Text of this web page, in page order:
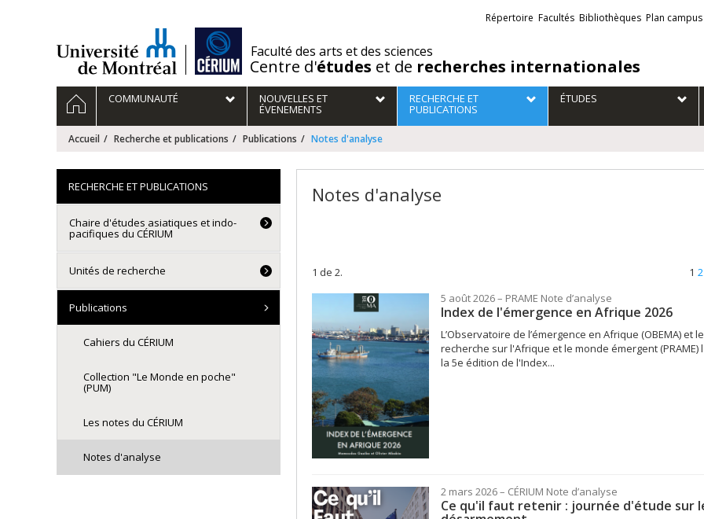
Faculté des arts et des sciences
Centre d'études et de recherches internationales
Liens
externes
Répertoire Facultés Bibliothèques Plan campus
Navigation
principale
ACCUEILCOMMUNAUTÉ NOUVELLES ET
ÉVENEMENTS
RECHERCHE ET
PUBLICATIONS
ÉTUDES
Accueil Recherche et publications Publications Notes d'analyse
Notes d'analyse
1 de 2. 1 2
5 août 2026– PRAME Note d’analyse
Index de l'émergence en Afrique 2026
L’Observatoire de l’émergence en Afrique (OBEMA) et
recherche sur l'Afrique et le monde émergent (PRAME)
la 5e édition de l'Index...
2 mars 2026– CÉRIUM Note d’analyse
Ce qu'il faut retenir : journée d'étude sur
RECHERCHE ET PUBLICATIONS
Chaire d'études asiatiques et indo-
pacifiques du CÉRIUM
Unités de recherche
Publications
Cahiers du CÉRIUM
Collection "Le Monde en poche"
(PUM)
Les notes du CÉRIUM
Notes d'analyse